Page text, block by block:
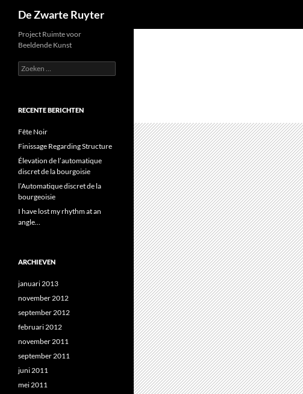
inhoud
De Zwarte Ruyter
Project Ruimte voor
Beeldende Kunst
Zoeken
naar:
RECENTE BERICHTEN
Fête Noir
Finissage Regarding Structure
Élevation de l’automatique
discret de la bourgoisie
l’Automatique discret de la
bourgeoisie
I have lost my rhythm at an
angle…
ARCHIEVEN
januari 2013
november 2012
september 2012
februari 2012
november 2011
september 2011
juni 2011
mei 2011